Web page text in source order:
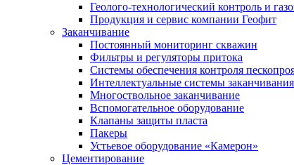
Геолого-технологический контроль и
Продукция и сервис компании Геофит
Заканчивание
Постоянный мониторинг скважин
Фильтры и регуляторы притока
Cистемы обеспечения контроля
Интеллектуальные системы заканчивания
Многоствольное заканчивание
Вспомогательное оборудование
Клапаны защиты пласта
Пакеры
Устьевое оборудование «Камерон»
Цементирование